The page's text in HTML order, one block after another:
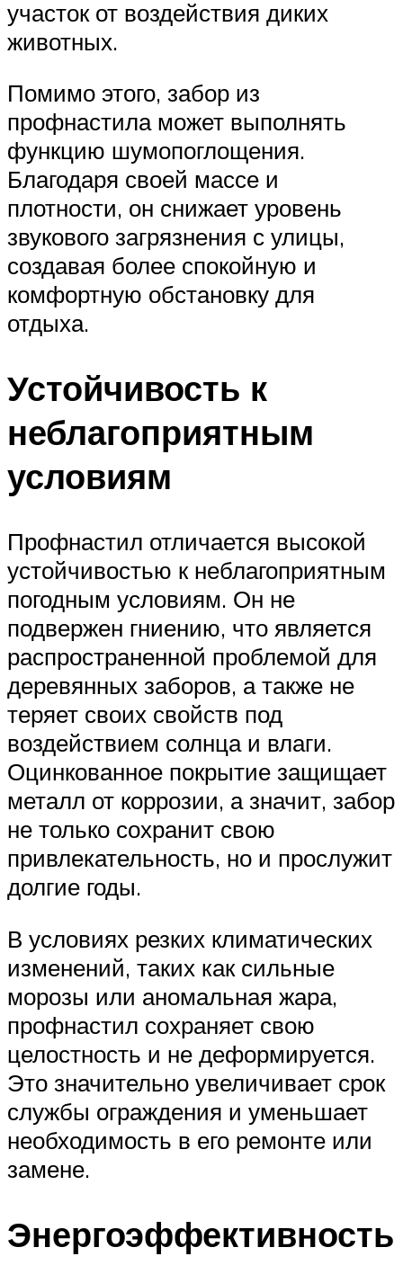
участок от воздействия диких
животных.
Помимо этого, забор из
профнастила может выполнять
функцию шумопоглощения.
Благодаря своей массе и
плотности, он снижает уровень
звукового загрязнения с улицы,
создавая более спокойную и
комфортную обстановку для
отдыха.
Устойчивость к
неблагоприятным
условиям
Профнастил отличается высокой
устойчивостью к неблагоприятным
погодным условиям. Он не
подвержен гниению, что является
распространенной проблемой для
деревянных заборов, а также не
теряет своих свойств под
воздействием солнца и влаги.
Оцинкованное покрытие защищает
металл от коррозии, а значит, забор
не только сохранит свою
привлекательность, но и прослужит
долгие годы.
В условиях резких климатических
изменений, таких как сильные
морозы или аномальная жара,
профнастил сохраняет свою
целостность и не деформируется.
Это значительно увеличивает срок
службы ограждения и уменьшает
необходимость в его ремонте или
замене.
Энергоэффективность